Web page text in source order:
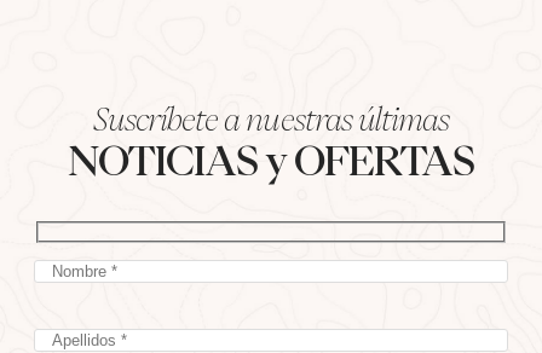
Suscríbete a nuestras últimas
NOTICIAS y OFERTAS